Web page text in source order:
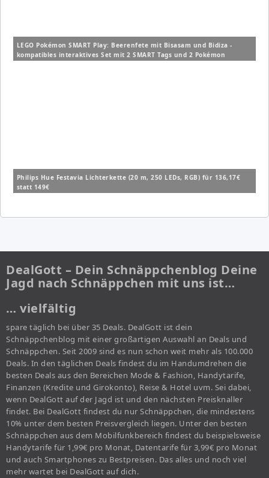
LEGO Pokémon SMART Play: Beerenfete mit Bisasam und Bidiza -
kompatibles interaktives Set mit 2 SMART Tags und 2 Pokémon
Philips Hue Festavia Lichterkette (20 m, 250 LEDs, RGB) für 136,17€
statt 149€
DealGott – Dein Schnäppchenblog Deine
Jagd nach Schnäppchen mit uns ist…
… vielfältig
spare täglich bei über 35 Deals. DealGott ist dein
Schnäppchenblog mit einer großartigen Auswahl an Deals und
Schnäppchen. Seit 2009 sind es nun schon weit mehr als 100.000
Deals. In den täglichen Deals findest du im Handumdrehen die
besten Deals aus den Bereichen Mode & Fashion, Handytarife,
Finanzen (Kredite und Girokonto), Reise & Hotel uvm. Sei dabei,
wenn DealGott auf der Jagd ist und den nächsten Preisknaller
findet. Bei DealGott findest du nur Schnäppchen, die mindestens
10% unter dem besten Preisvergleich liegen. Unter den besten
Schnäppchen aus dem Mobilfunkbereich findest du beispielsweise
Handytarife für 1,99€ pro Monat, Datentarife für 3,99€ pro Monat
und auch Smartphones zu Bestpreisen. Das alles und noch viel
mehr wartet bei DealGott auf dich.